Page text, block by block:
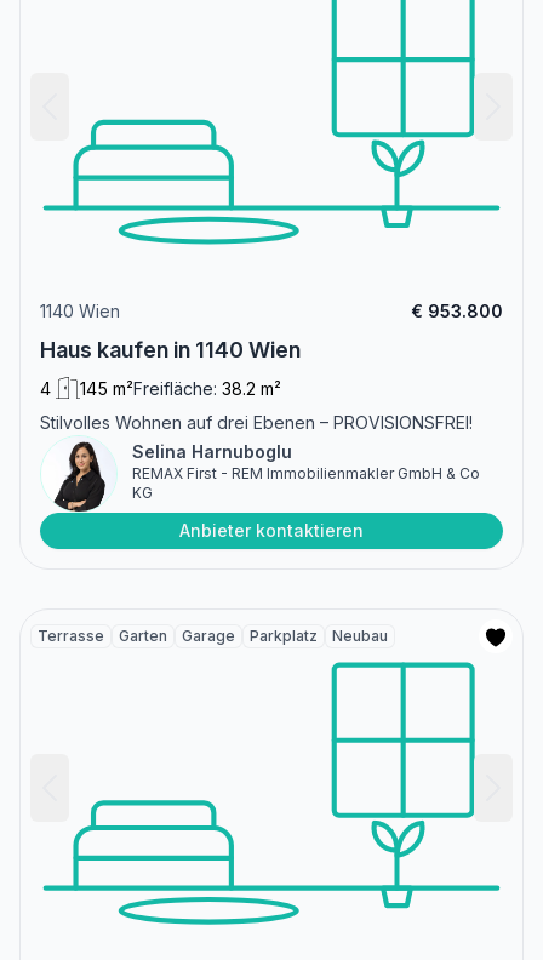
1140 Wien € 953.800
Haus kaufen in 1140 Wien
4 145 m²Freifläche: 38.2 m²
Stilvolles Wohnen auf drei Ebenen – PROVISIONSFREI!
Selina Harnuboglu
REMAX First - REM Immobilienmakler GmbH & Co
KG
Anbieter kontaktieren
Terrasse Garten Garage Parkplatz Neubau